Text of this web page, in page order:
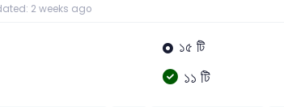
2 weeks ago
১৫ টি
১১ টি